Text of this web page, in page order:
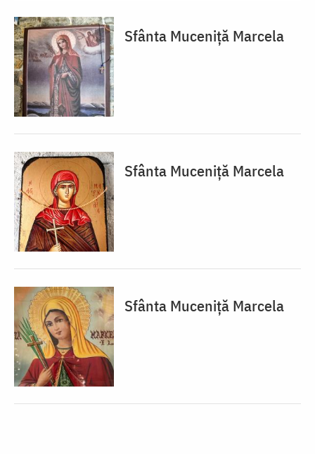
Sfânta Muceniță Marcela
Sfânta Muceniță Marcela
Sfânta Muceniță Marcela